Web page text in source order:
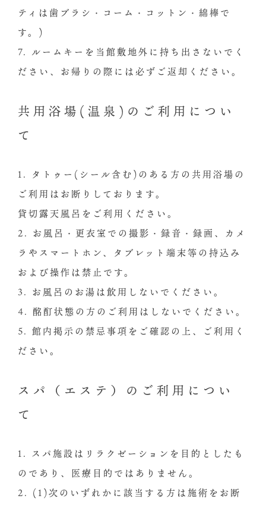
ティは⻭ブラシ・コーム・コットン・綿棒で
す。)
7. ルームキーを当館敷地外に持ち出さないでく
ださい、お帰りの際には必ずご返却ください。
共用浴場(温泉)のご利用につい
て
1. タトゥー(シール含む)のある方の共用浴場の
ご利用はお断りしております。
貸切露天風呂をご利用ください。
2. お風呂・更衣室での撮影・録音・録画、カメ
ラやスマートホン、タブレット端末等の持込み
および操作は禁止です。
3. お風呂のお湯は飲用しないでください。
4. 酩酊状態の方のご利用はしないでください。
5. 館内掲示の禁忌事項をご確認の上、ご利用く
ださい。
スパ（エステ）のご利用につい
て
1. スパ施設はリラクゼーションを目的としたも
のであり、医療目的ではありません。
2. (1)次のいずれかに該当する方は施術をお断